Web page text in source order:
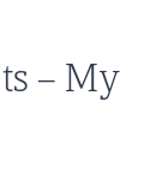
– My